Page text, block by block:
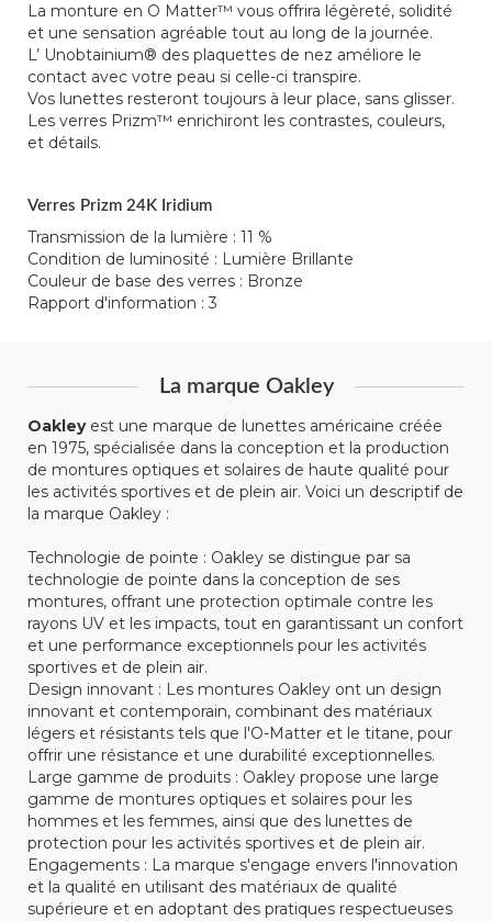
La monture en O Matter™ vous offrira légèreté, solidité
et une sensation agréable tout au long de la journée.
L’ Unobtainium® des plaquettes de nez améliore le
contact avec votre peau si celle-ci transpire.
Vos lunettes resteront toujours à leur place, sans glisser.
Les verres Prizm™ enrichiront les contrastes, couleurs,
et détails.
Verres Prizm 24K Iridium
Transmission de la lumière : 11 %
Condition de luminosité : Lumière Brillante
Couleur de base des verres : Bronze
Rapport d'information : 3
La marque Oakley
Oakleyest une marque de lunettes américaine créée
en 1975, spécialisée dans la conception et la production
de montures optiques et solaires de haute qualité pour
les activités sportives et de plein air. Voici un descriptif de
la marque Oakley :
Technologie de pointe : Oakley se distingue par sa
technologie de pointe dans la conception de ses
montures, offrant une protection optimale contre les
rayons UV et les impacts, tout en garantissant un confort
et une performance exceptionnels pour les activités
sportives et de plein air.
Design innovant : Les montures Oakley ont un design
innovant et contemporain, combinant des matériaux
légers et résistants tels que l'O-Matter et le titane, pour
offrir une résistance et une durabilité exceptionnelles.
Large gamme de produits : Oakley propose une large
gamme de montures optiques et solaires pour les
hommes et les femmes, ainsi que des lunettes de
protection pour les activités sportives et de plein air.
Engagements : La marque s'engage envers l'innovation
et la qualité en utilisant des matériaux de qualité
supérieure et en adoptant des pratiques respectueuses